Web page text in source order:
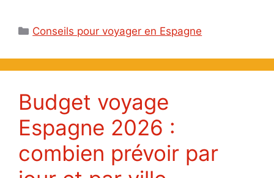
Catégories
Conseils pour voyager en Espagne
Budget voyage
Espagne 2026 :
combien prévoir par